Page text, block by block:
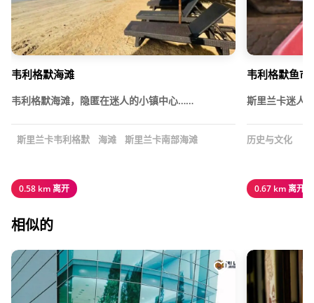
韦利格默海滩
韦利格默海滩，隐匿在迷人的小镇中心……
斯里兰卡韦利格默 海滩 斯里兰卡南部海滩
0.58 km 离开
韦利格默鱼市
斯里兰卡迷人
历史与文化
0.67 km 离开
相似的